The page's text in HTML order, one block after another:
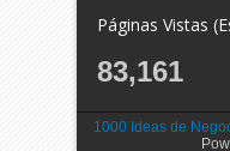
Páginas Vistas
83,161
1000 Ideas de